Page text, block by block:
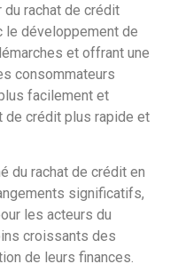
rachat de crédit
le développement de
et offrant une
consommateurs
facilement et
de crédit plus rapide et
du rachat de crédit en
significatifs,
les acteurs du
croissants des
de leurs finances.